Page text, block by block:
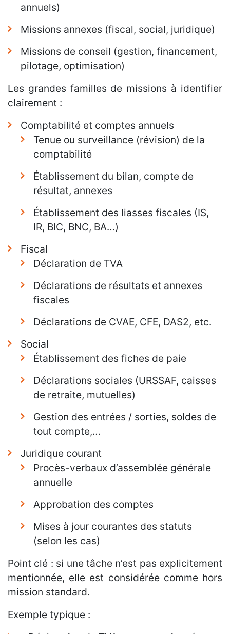
annuels)
Missions annexes (fiscal, social, juridique)
Missions de conseil (gestion, financement,
pilotage, optimisation)
Les grandes familles de missions à identifier
clairement :
Comptabilité et comptes annuels
Tenue ou surveillance (révision) de la
comptabilité
Établissement du bilan, compte de
résultat, annexes
Établissement des liasses fiscales (IS,
IR, BIC, BNC, BA…)
Fiscal
Déclaration de TVA
Déclarations de résultats et annexes
fiscales
Déclarations de CVAE, CFE, DAS2, etc.
Social
Établissement des fiches de paie
Déclarations sociales (URSSAF, caisses
de retraite, mutuelles)
Gestion des entrées / sorties, soldes de
tout compte,…
Juridique courant
Procès-verbaux d’assemblée générale
annuelle
Approbation des comptes
Mises à jour courantes des statuts
(selon les cas)
Point clé : si une tâche n’est pas explicitement
mentionnée, elle est considérée comme hors
mission standard.
Exemple typique :